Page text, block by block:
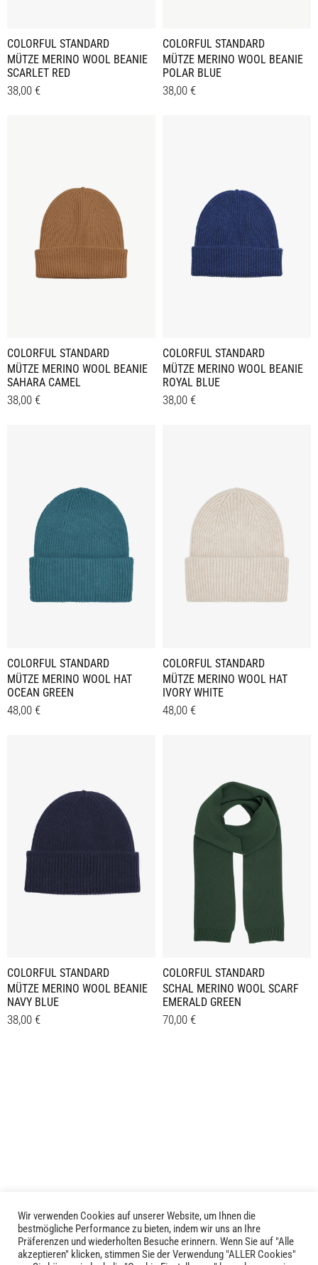
COLORFUL STANDARD
MÜTZE MERINO WOOL BEANIE
SCARLET RED
38,00 €
COLORFUL STANDARD
MÜTZE MERINO WOOL BEANIE
POLAR BLUE
38,00 €
COLORFUL STANDARD
MÜTZE MERINO WOOL BEANIE
SAHARA CAMEL
38,00 €
COLORFUL STANDARD
MÜTZE MERINO WOOL BEANIE
ROYAL BLUE
38,00 €
COLORFUL STANDARD
MÜTZE MERINO WOOL HAT
OCEAN GREEN
48,00 €
COLORFUL STANDARD
MÜTZE MERINO WOOL HAT
IVORY WHITE
48,00 €
COLORFUL STANDARD
MÜTZE MERINO WOOL BEANIE
NAVY BLUE
38,00 €
COLORFUL STANDARD
SCHAL MERINO WOOL SCARF
EMERALD GREEN
70,00 €
Wir verwenden Cookies auf unserer Website, um Ihnen die
bestmögliche Performance zu bieten, indem wir uns an Ihre
Präferenzen und wiederholten Besuche erinnern. Wenn Sie auf "Alle
akzeptieren" klicken, stimmen Sie der Verwendung "ALLER Cookies"